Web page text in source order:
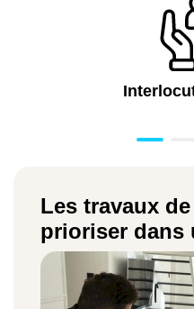
Les travaux
prioriser dans